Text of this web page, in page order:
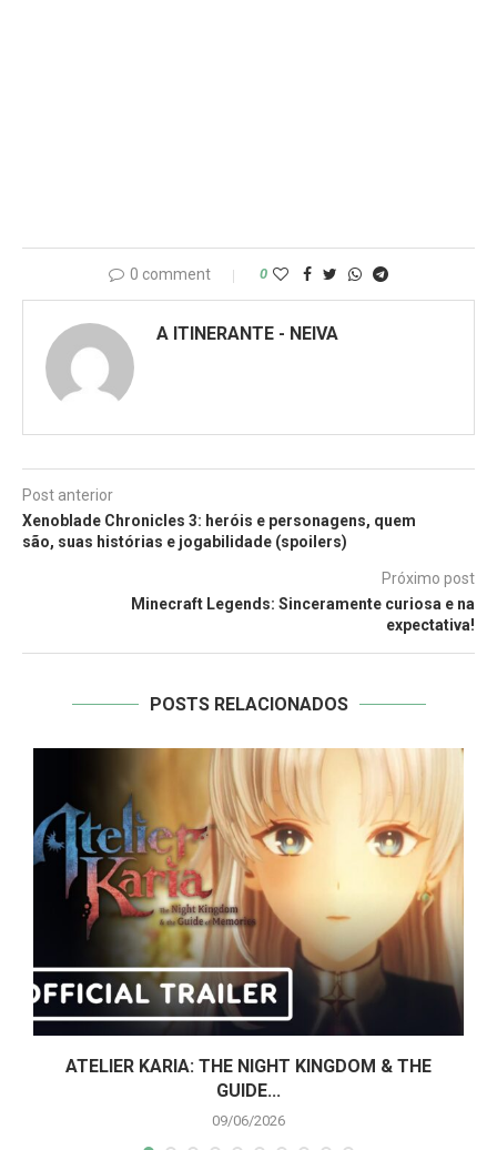
0 comment 0
A ITINERANTE - NEIVA
Post anterior
Xenoblade Chronicles 3: heróis e personagens, quem
são, suas histórias e jogabilidade (spoilers)
Próximo post
Minecraft Legends: Sinceramente curiosa e na
expectativa!
POSTS RELACIONADOS
ATELIER KARIA: THE NIGHT KINGDOM & THE
GUIDE...
09/06/2026